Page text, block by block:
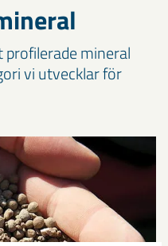
mineral
vi utvecklar för